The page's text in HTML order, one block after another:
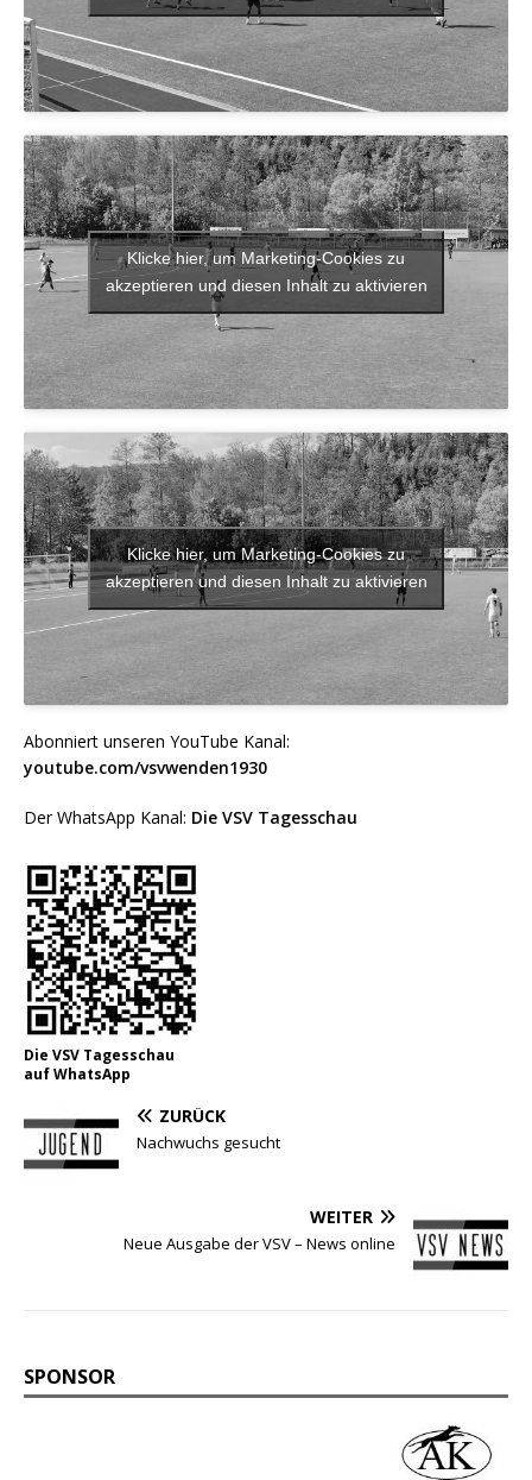
Klicke hier, um Marketing-Cookies zu
akzeptieren und diesen Inhalt zu aktivieren
Klicke hier, um Marketing-Cookies zu
akzeptieren und diesen Inhalt zu aktivieren
Abonniert unseren YouTube Kanal:
youtube.com/vsvwenden1930
Der WhatsApp Kanal: Die VSV Tagesschau
Die VSV Tagesschau
auf WhatsApp
ZURÜCK
Nachwuchs gesucht
WEITER
Neue Ausgabe der VSV – News online
SPONSOR